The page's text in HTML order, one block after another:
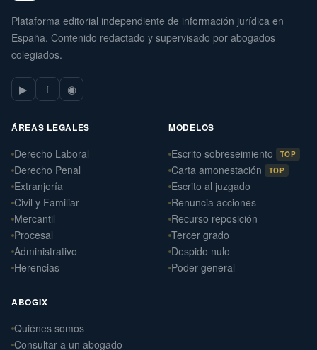
Plataforma editorial independiente de información jurídica en
España. Contenido redactado y supervisado por abogados
colegiados.
▶ f ◉
ÁREAS LEGALES
Derecho Laboral
Derecho Penal
Extranjería
Civil y Familiar
Mercantil
Procesal
Administrativo
Herencias
MODELOS
Escrito sobreseimiento TOP
Carta amonestación TOP
Escrito al juzgado
Renuncia acciones
Recurso reposición
Tercer grado
Despido nulo
Poder general
ABOGIX
Quiénes somos
Consultar a un abogado
Daniel Ramos Illanes
Derecho Laboral